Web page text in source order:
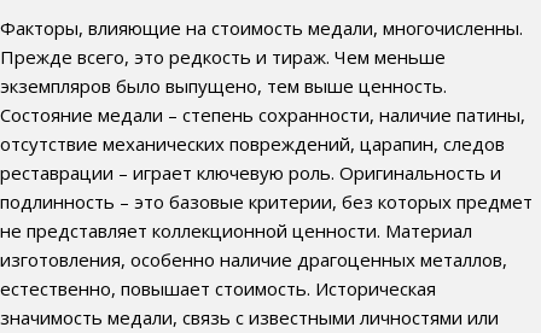
Факторы, влияющие на стоимость медали, многочисленны.
Прежде всего, это редкость и тираж. Чем меньше
экземпляров было выпущено, тем выше ценность.
Состояние медали – степень сохранности, наличие патины,
отсутствие механических повреждений, царапин, следов
реставрации – играет ключевую роль. Оригинальность и
подлинность – это базовые критерии, без которых предмет
не представляет коллекционной ценности. Материал
изготовления, особенно наличие драгоценных металлов,
естественно, повышает стоимость. Историческая
значимость медали, связь с известными личностями или